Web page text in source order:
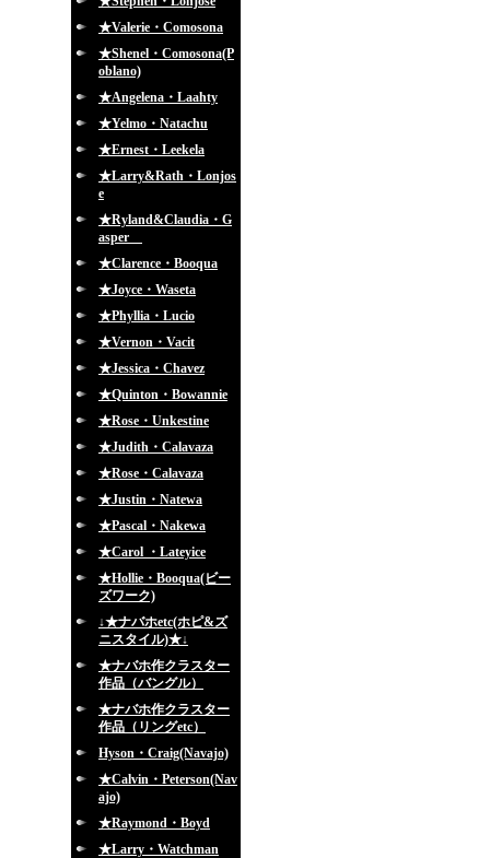
★Valerie・Comosona
★Shenel・Comosona(P
oblano)
★Angelena・Laahty
★Yelmo・Natachu
★Ernest・Leekela
★Larry&Rath・Lonjos
e
★Ryland&Claudia・G
asper
★Clarence・Booqua
★Joyce・Waseta
★Phyllia・Lucio
★Vernon・Vacit
★Jessica・Chavez
★Quinton・Bowannie
★Rose・Unkestine
★Judith・Calavaza
★Rose・Calavaza
★Justin・Natewa
★Pascal・Nakewa
★Carol ・Lateyice
★Hollie・Booqua(ビー
ズワーク)
↓★ナバホetc(ホピ&ズ
ニスタイル)★↓
★ナバホ作クラスター
作品（バングル）
★ナバホ作クラスター
作品（リングetc）
Hyson・Craig(Navajo)
★Calvin・Peterson(Nav
ajo)
★Raymond・Boyd
★Larry・Watchman